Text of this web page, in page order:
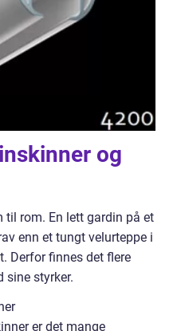
og
til rom. En lett gardin på et
enn et tungt velurteppe i
Derfor finnes det flere
sine styrker.
er det mange